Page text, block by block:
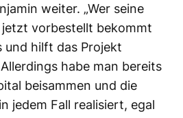
weiter. „Wer seine
jetzt vorbestellt bekommt
und hilft das Projekt
habe man bereits
beisammen und die
jedem Fall realisiert, egal